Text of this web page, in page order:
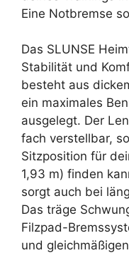
Eine Notbremse
Das SLUNSE
Stabilität und
besteht aus
ein maximales
ausgelegt. Der
fach verstellbar,
Sitzposition für
1,93 m) finden
sorgt auch bei
Das träge
Filzpad-
und